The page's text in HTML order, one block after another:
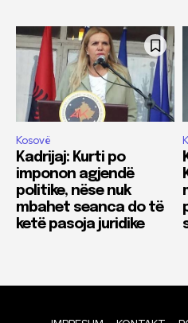
Kosovë
Kadrijaj: Kurti po
imponon agjendë
politike, nëse nuk
mbahet seanca do të
ketë pasoja juridike